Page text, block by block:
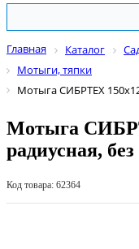
Главная Каталог
Мотыги, тяпки
Мотыга СИБРТЕХ
Мотыга
радиусная,
Код товара: 62364